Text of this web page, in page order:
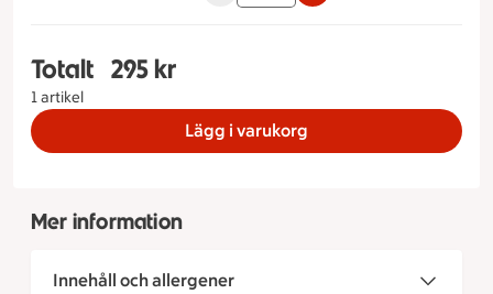
Totalt
1 artikel
Totalt 1 stycken Studentbuffé 2, 295 kronor
295 kr
Lägg i varukorg
Mer information
Innehåll och allergener